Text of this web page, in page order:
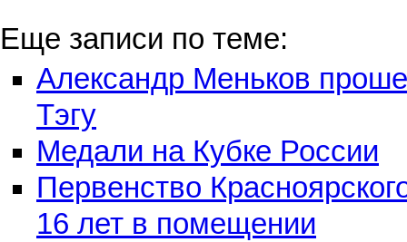
Еще записи по теме:
Александр Меньков
Тэгу
Медали на Кубке России
Первенство
16 лет в помещении